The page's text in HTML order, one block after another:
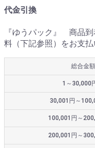
代金引換
『ゆうパック』 商品
料（下記参照）をお支払
総合金額
1～30,000
30,001円～
100,001円～
200,001円～